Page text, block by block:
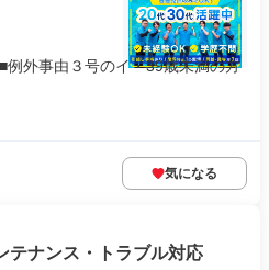
例外事由３号のイ・39歳未満の方
気になる
ナンス・トラブル対応